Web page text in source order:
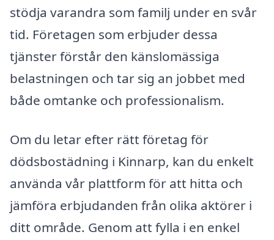
stödja varandra som familj under en svår
tid. Företagen som erbjuder dessa
tjänster förstår den känslomässiga
belastningen och tar sig an jobbet med
både omtanke och professionalism.
Om du letar efter rätt företag för
dödsbostädning i Kinnarp, kan du enkelt
använda vår plattform för att hitta och
jämföra erbjudanden från olika aktörer i
ditt område. Genom att fylla i en enkel